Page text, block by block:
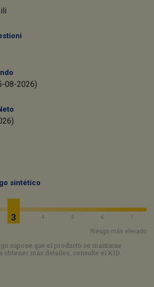
08-2026)
sintético
3 4 5 6 7
Riesgo más elevado
supone que el producto se mantiene
obtener más detalles, consulte el KID.